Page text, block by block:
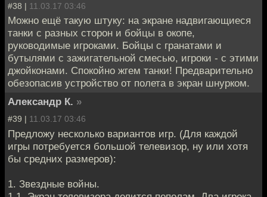
#38 | 11.03.17 03:46
Можно ещё такую штуку: на экране надвигающиеся
танки с разных сторон и бойцы в окопе,
руководимые игроками. Бойцы с гранатами и
бутылями с зажигательной смесью, игроки - с этими
джойконами. Спокойно жгем танки! Предварительно
обезопасив устройство от полета в экран шнурком.
Александр К. »
#39 | 11.03.17 03:46
Предложу несколько вариантов игр. (Для каждой
игры потребуется большой телевизор, ну или хотя
бы средних размеров):
1. Звездные войны.